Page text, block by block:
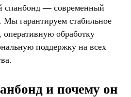
спанбонд — современный
Мы гарантируем стабильное
оперативную обработку
поддержку на всех
и почему он